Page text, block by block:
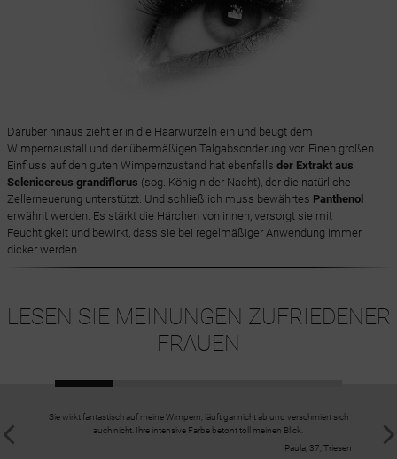
Darüber hinaus zieht er in die Haarwurzeln ein und beugt dem
Wimpernausfall und der übermäßigen Talgabsonderung vor. Einen großen
Einfluss auf den guten Wimpernzustand hat ebenfalls der Extrakt aus
Selenicereus grandiflorus (sog. Königin der Nacht), der die natürliche
Zellerneuerung unterstützt. Und schließlich muss bewährtes Panthenol
erwähnt werden. Es stärkt die Härchen von innen, versorgt sie mit
Feuchtigkeit und bewirkt, dass sie bei regelmäßiger Anwendung immer
dicker werden.
LESEN SIE MEINUNGEN ZUFRIEDENER
FRAUEN
Sie wirkt fantastisch auf meine Wimpern, läuft gar nicht ab und verschmiert sich
auch nicht. Ihre intensive Farbe betont toll meinen Blick.
Paula, 37, Triesen